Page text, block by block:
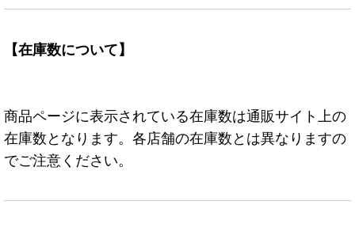
【在庫数について】
商品ページに表示されている在庫数は通販サイト上の
在庫数となります。各店舗の在庫数とは異なりますの
でご注意ください。